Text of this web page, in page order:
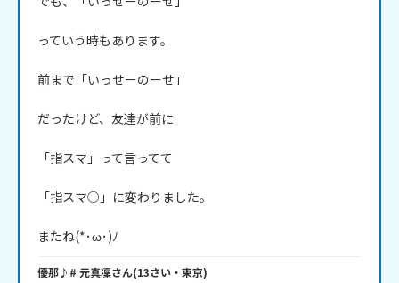
っていう時もあります。
前まで「いっせーのーせ」
だったけど、友達が前に
「指スマ」って言ってて
「指スマ○」に変わりました。
またね(*･ω･)ﾉ
優那♪# 元真凜さん(13さい・ 東京)